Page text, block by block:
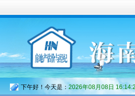
下午好！今天是： 2026年08月08日